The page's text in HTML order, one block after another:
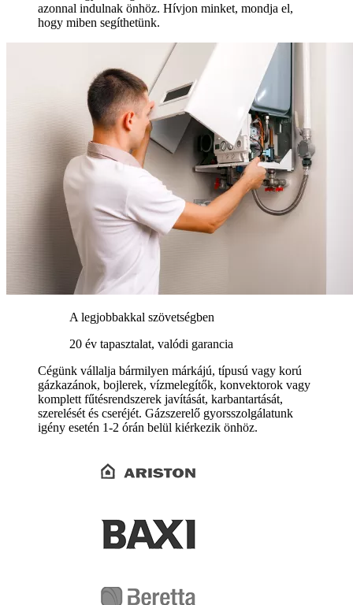
azonnal indulnak önhöz. Hívjon minket, mondja el,
hogy miben segíthetünk.
A legjobbakkal szövetségben
20 év tapasztalat, valódi garancia
Cégünk vállalja bármilyen márkájú, típusú vagy korú
gázkazánok, bojlerek, vízmelegítők, konvektorok vagy
komplett fűtésrendszerek javítását, karbantartását,
szerelését és cseréjét. Gázszerelő gyorsszolgálatunk
igény esetén 1-2 órán belül kiérkezik önhöz.